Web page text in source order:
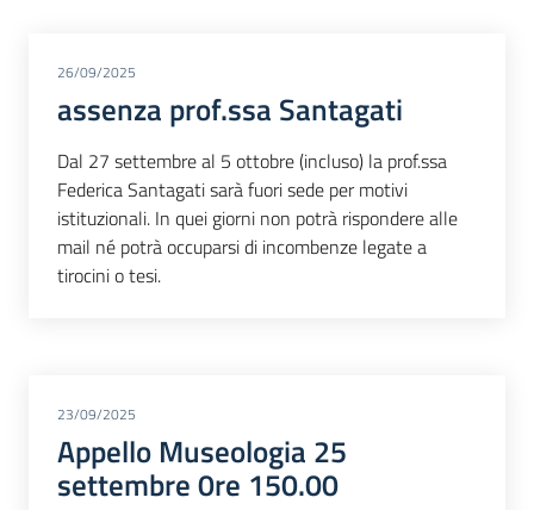
26/09/2025
assenza prof.ssa Santagati
Dal 27 settembre al 5 ottobre (incluso) la prof.ssa
Federica Santagati sarà fuori sede per motivi
istituzionali. In quei giorni non potrà rispondere alle
mail né potrà occuparsi di incombenze legate a
tirocini o tesi.
23/09/2025
Appello Museologia 25
settembre 0re 150.00